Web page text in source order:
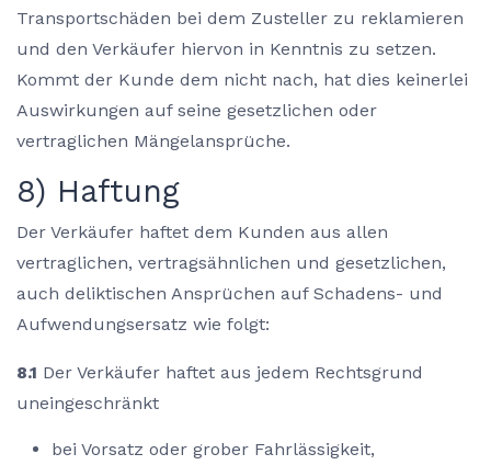
Transportschäden bei dem Zusteller zu reklamieren
und den Verkäufer hiervon in Kenntnis zu setzen.
Kommt der Kunde dem nicht nach, hat dies keinerlei
Auswirkungen auf seine gesetzlichen oder
vertraglichen Mängelansprüche.
8) Haftung
Der Verkäufer haftet dem Kunden aus allen
vertraglichen, vertragsähnlichen und gesetzlichen,
auch deliktischen Ansprüchen auf Schadens- und
Aufwendungsersatz wie folgt:
8.1 Der Verkäufer haftet aus jedem Rechtsgrund
uneingeschränkt
bei Vorsatz oder grober Fahrlässigkeit,